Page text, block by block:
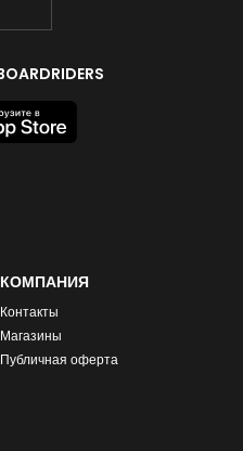
КОМПАНИЯ
Контакты
Магазины
Публичная оферта